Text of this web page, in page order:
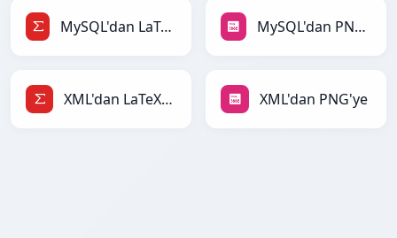
MySQL'dan LaTeX'ye MySQL'dan PNG'ye
XML'dan LaTeX'ye XML'dan PNG'ye